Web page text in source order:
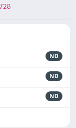
ND
ND
ND